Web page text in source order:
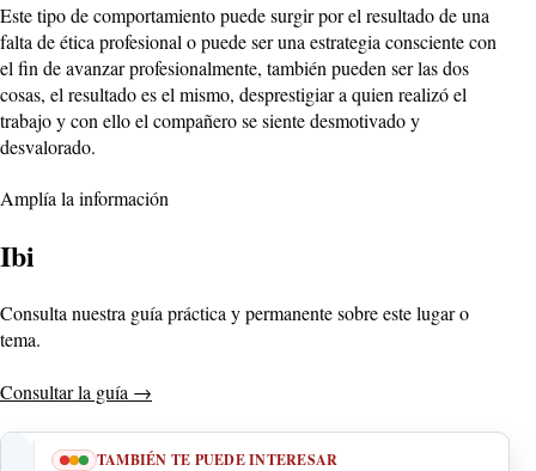
Este tipo de comportamiento puede surgir por el resultado de una
falta de ética profesional o puede ser una estrategia consciente con
el fin de avanzar profesionalmente, también pueden ser las dos
cosas, el resultado es el mismo, desprestigiar a quien realizó el
trabajo y con ello el compañero se siente desmotivado y
desvalorado.
Amplía la información
Ibi
Consulta nuestra guía práctica y permanente sobre este lugar o
tema.
Consultar la guía →
TAMBIÉN TE PUEDE INTERESAR